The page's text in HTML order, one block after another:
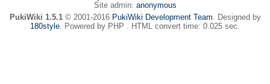
Site admin: anonymous
PukiWiki 1.5.1© 2001-2016 PukiWiki Development Team. Designed by
180style. Powered by PHP . HTML convert time: 0.025 sec.